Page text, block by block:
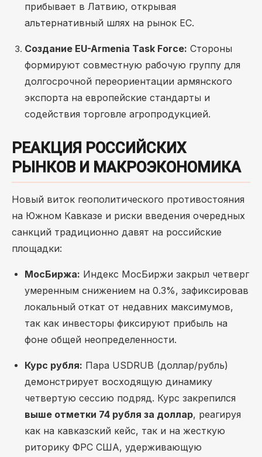
прибывает в Латвию, открывая
альтернативный шлях на рынок ЕС.
Создание EU-Armenia Task Force: Стороны
формируют совместную рабочую группу для
долгосрочной переориентации армянского
экспорта на европейские стандарты и
содействия торговле агропродукцией.
РЕАКЦИЯ РОССИЙСКИХ
РЫНКОВ И МАКРОЭКОНОМИКА
Новый виток геополитического противостояния
на Южном Кавказе и риски введения очередных
санкций традиционно давят на российские
площадки:
МосБиржа: Индекс МосБиржи закрыл четверг
умеренным снижением на 0.3%, зафиксировав
локальный откат от недавних максимумов,
так как инвесторы фиксируют прибыль на
фоне общей неопределенности.
Курс рубля: Пара USDRUB (доллар/рубль)
демонстрирует восходящую динамику
четвертую сессию подряд. Курс закрепился
выше отметки 74 рубля за доллар, реагируя
как на кавказский кейс, так и на жесткую
риторику ФРС США, удерживающую